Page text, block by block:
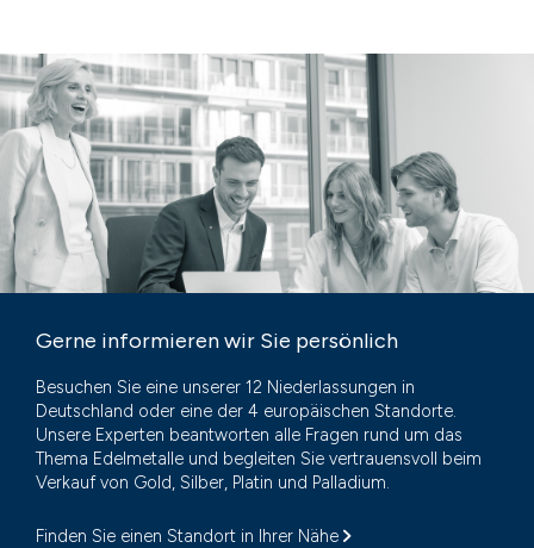
Gerne informieren wir Sie persönlich
Besuchen Sie eine unserer 12 Niederlassungen in
Deutschland oder eine der 4 europäischen Standorte.
Unsere Experten beantworten alle Fragen rund um das
Thema Edelmetalle und begleiten Sie vertrauensvoll beim
Verkauf von Gold, Silber, Platin und Palladium.
Finden Sie einen Standort in Ihrer Nähe